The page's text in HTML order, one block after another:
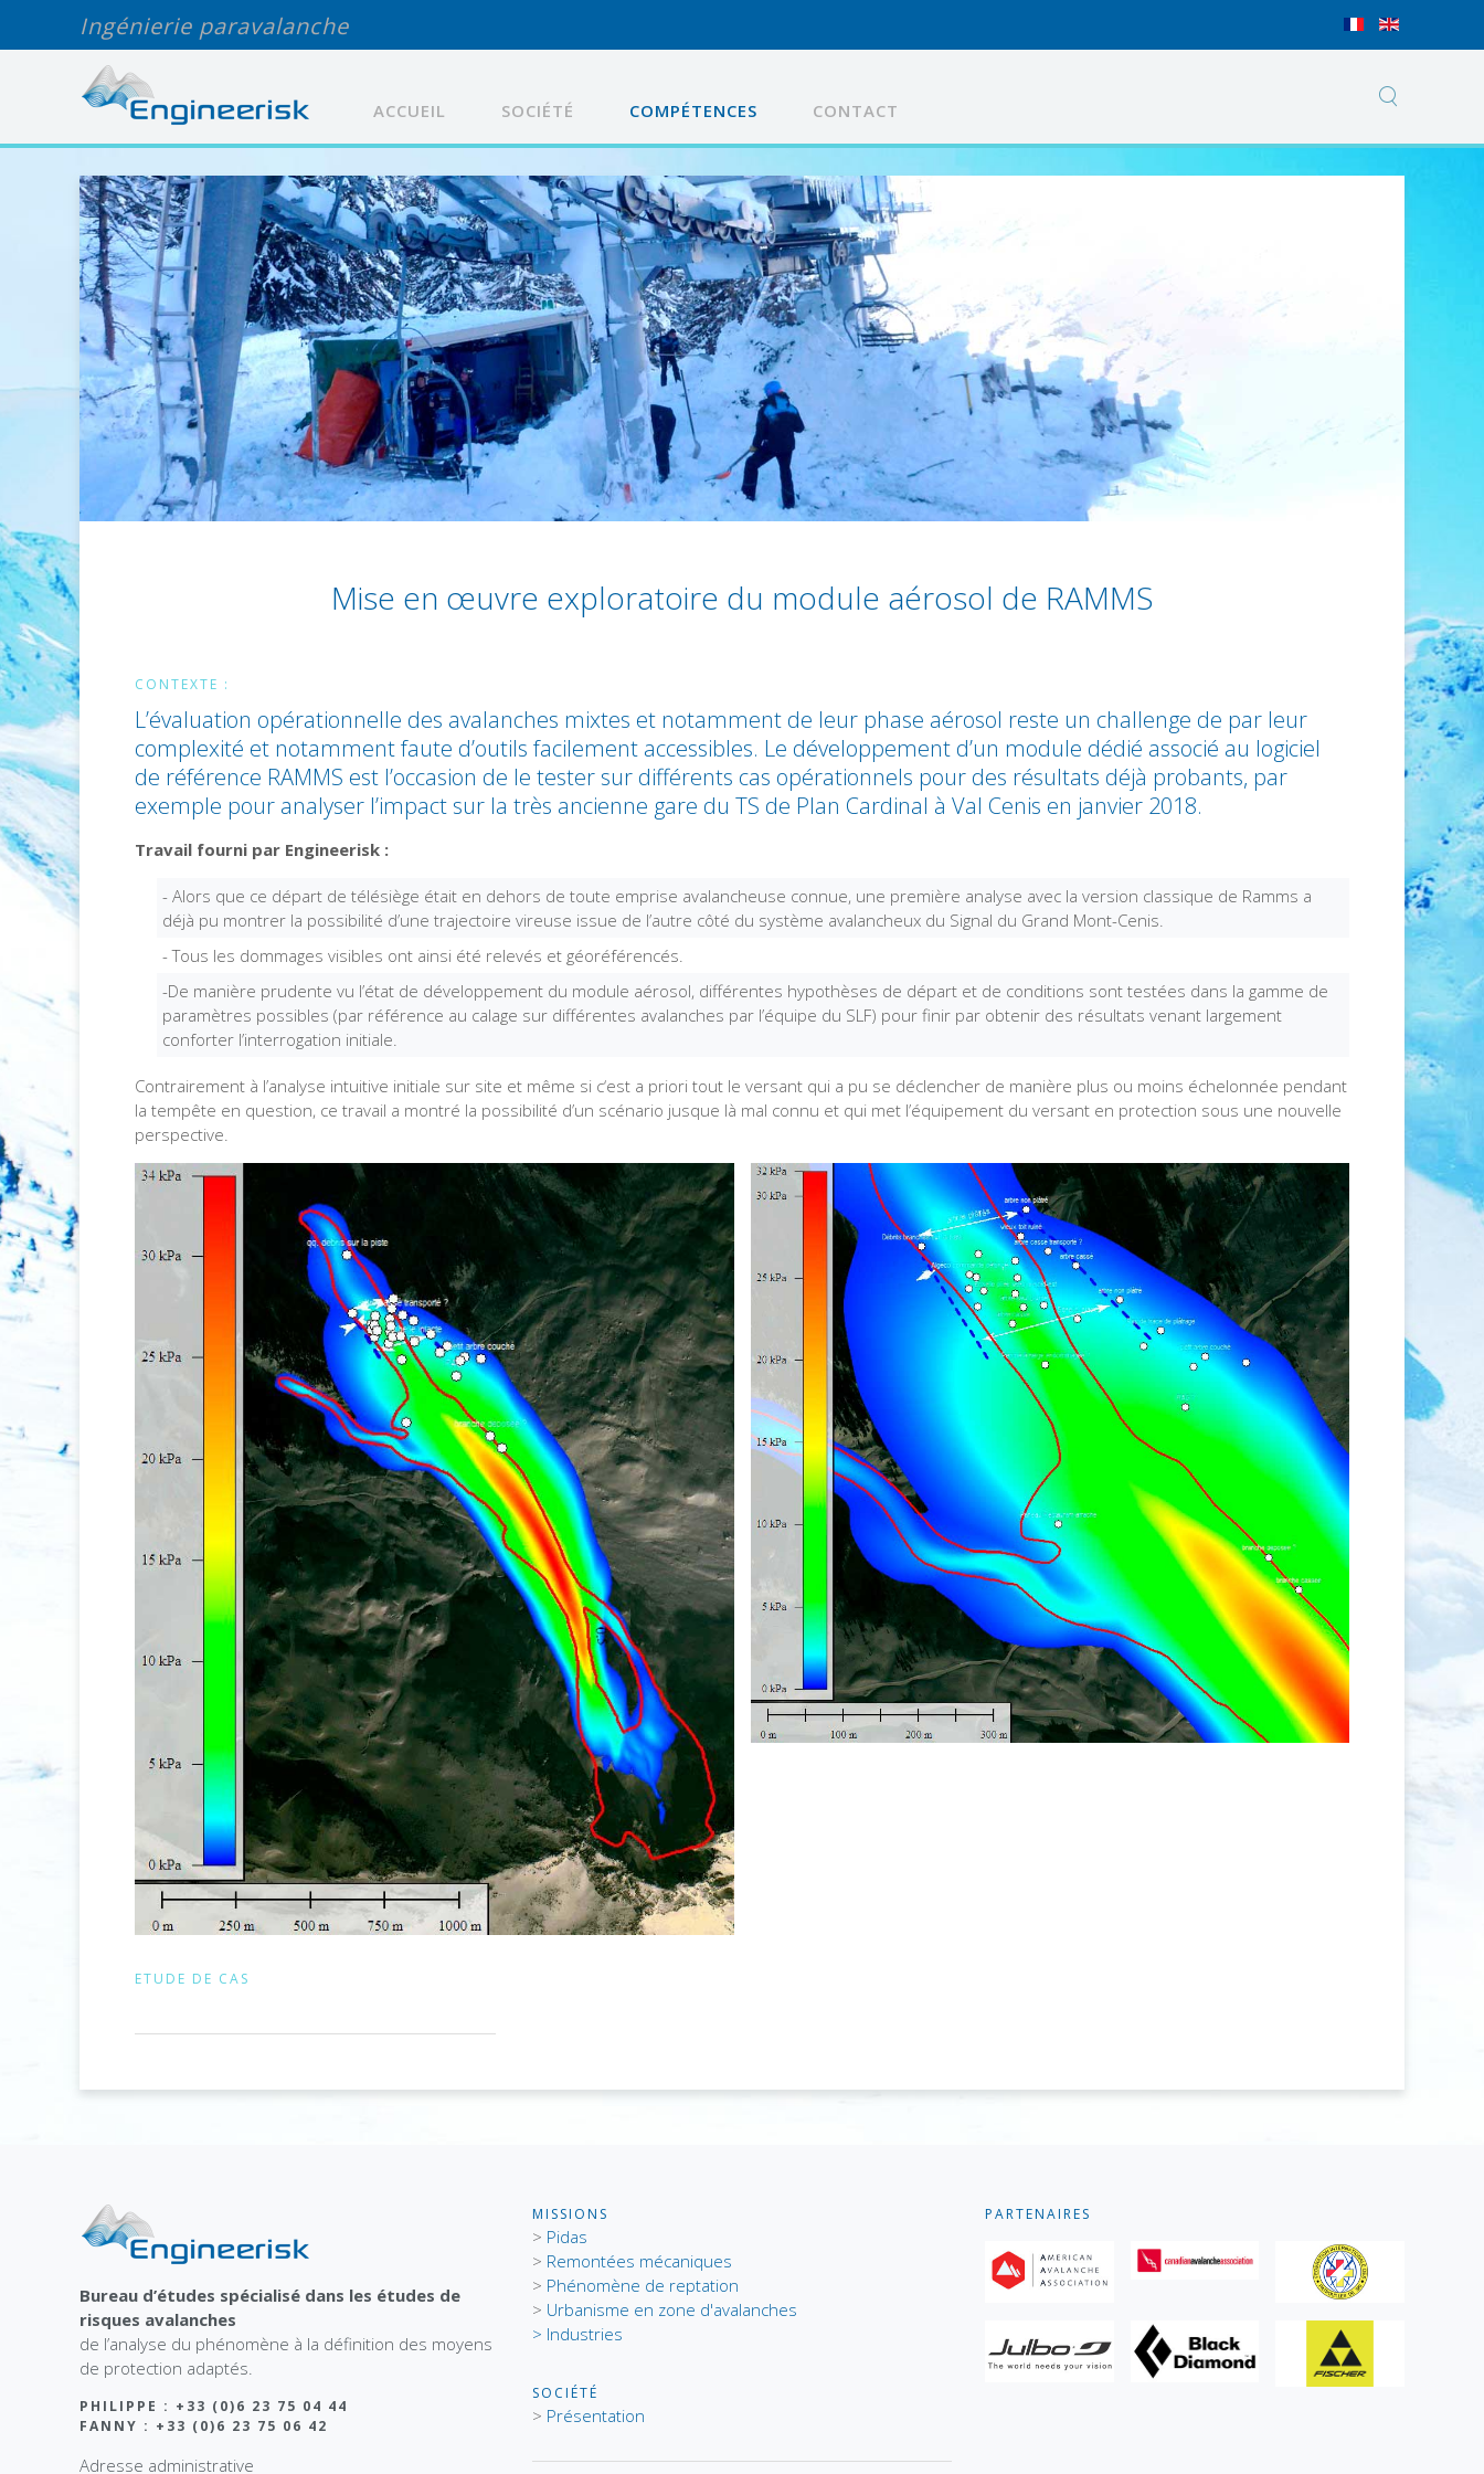
Ingénierie paravalanche
ACCUEIL SOCIÉTÉ COMPÉTENCES CONTACT
Mise en œuvre exploratoire du module aérosol de RAMMS
CONTEXTE :
L’évaluation opérationnelle des avalanches mixtes et notamment de leur phase aérosol reste un challenge de par leur
complexité et notamment faute d’outils facilement accessibles. Le développement d’un module dédié associé au logiciel
de référence RAMMS est l’occasion de le tester sur différents cas opérationnels pour des résultats déjà probants, par
exemple pour analyser l’impact sur la très ancienne gare du TS de Plan Cardinal à Val Cenis en janvier 2018.
Travail fourni par Engineerisk :
- Alors que ce départ de télésiège était en dehors de toute emprise avalancheuse connue, une première analyse avec la version classique de Ramms a
déjà pu montrer la possibilité d’une trajectoire vireuse issue de l’autre côté du système avalancheux du Signal du Grand Mont-Cenis.
- Tous les dommages visibles ont ainsi été relevés et géoréférencés.
-De manière prudente vu l’état de développement du module aérosol, différentes hypothèses de départ et de conditions sont testées dans la gamme de
paramètres possibles (par référence au calage sur différentes avalanches par l’équipe du SLF) pour finir par obtenir des résultats venant largement
conforter l’interrogation initiale.
Contrairement à l’analyse intuitive initiale sur site et même si c‘est a priori tout le versant qui a pu se déclencher de manière plus ou moins échelonnée pendant
la tempête en question, ce travail a montré la possibilité d’un scénario jusque là mal connu et qui met l’équipement du versant en protection sous une nouvelle
perspective.
ETUDE DE CAS
Bureau d’études spécialisé dans les études de
risques avalanches
de l’analyse du phénomène à la définition des moyens
de protection adaptés.
PHILIPPE : +33 (0)6 23 75 04 44
FANNY : +33 (0)6 23 75 06 42
Adresse administrative
MISSIONS
> Pidas
> Remontées mécaniques
> Phénomène de reptation
> Urbanisme en zone d'avalanches
> Industries
SOCIÉTÉ
> Présentation
PARTENAIRES